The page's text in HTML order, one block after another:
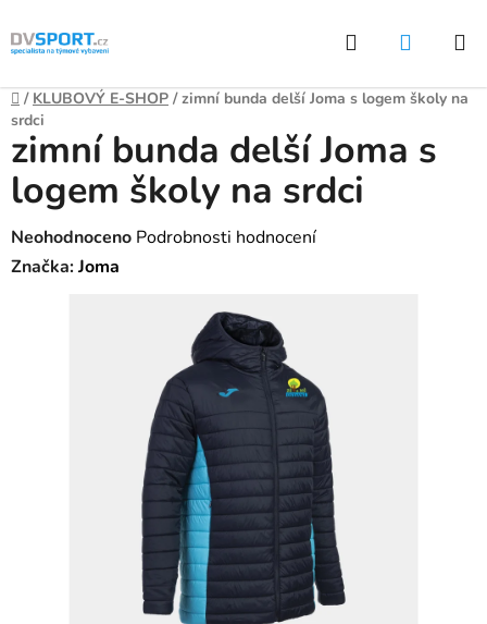
Přejít
na
Hledat
Domů
/ KLUBOVÝ E-SHOP / zimní bunda delší Joma s logem školy na
srdci
zimní bunda delší Joma s
logem školy na srdci
Průměrné
hodnocení
Neohodnoceno Podrobnosti hodnocení
Značka:Joma